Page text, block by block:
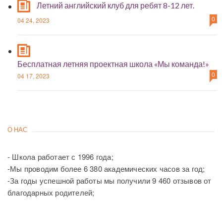
Летний английский клуб для ребят 8-12 лет.
04 24, 2023 0
Бесплатная летняя проектная школа «Мы команда!»
04 17, 2023 0
О НАС
- Школа работает с 1996 года;
-Мы проводим более 6 380 академических часов за год;
-За годы успешной работы мы получили 9 460 отзывов от
благодарных родителей;